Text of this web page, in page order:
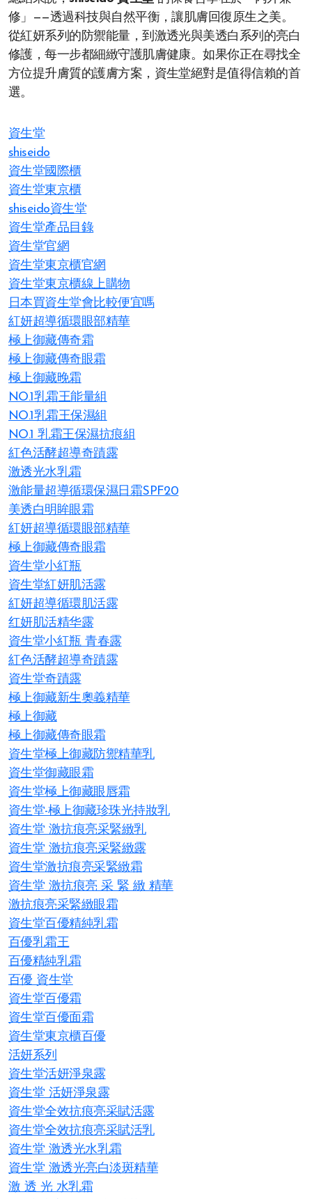
修」——透過科技與自然平衡，讓肌膚回復原生之美。
從紅妍系列的防禦能量，到激透光與美透白系列的亮白
修護，每一步都細緻守護肌膚健康。如果你正在尋找全
方位提升膚質的護膚方案，資生堂絕對是值得信賴的首
選。
資生堂
shiseido
資生堂國際櫃
資生堂東京櫃
shiseido資生堂
資生堂產品目錄
資生堂官網
資生堂東京櫃官網
資生堂東京櫃線上購物
日本買資生堂會比較便宜嗎
紅妍超導循環眼部精華
極上御藏傳奇霜
極上御藏傳奇眼霜
極上御藏晚霜
NO.1乳霜王能量組
NO.1乳霜王保濕組
NO.1 乳霜王保濕抗痕組
紅色活酵超導奇蹟露
激透光水乳霜
激能量超導循環保濕日霜SPF20
美透白明眸眼霜
紅妍超導循環眼部精華
極上御藏傳奇眼霜
資生堂小紅瓶
資生堂紅妍肌活露
紅妍超導循環肌活露
红妍肌活精华露
資生堂小紅瓶 青春露​
紅色活酵超導奇蹟露
資生堂奇蹟露
極上御藏新生奧義精華
極上御藏
極上御藏傳奇眼霜
資生堂極上御藏防禦精華乳
資生堂御藏眼霜
資生堂極上御藏眼唇霜
資生堂-極上御藏珍珠光持妝乳
資生堂 激抗痕亮采緊緻乳
資生堂 激抗痕亮采緊緻露
資生堂激抗痕亮采緊緻霜
資生堂 激抗痕亮 采 緊 緻 精華
激抗痕亮采緊緻眼霜
資生堂百優精純乳霜
百優乳霜王
百優精純乳霜
百優 資生堂
資生堂百優霜
資生堂百優面霜
資生堂東京櫃百優
活妍系列
資生堂活妍淨泉露
資生堂 活妍淨泉露
資生堂全效抗痕亮采賦活露
資生堂全效抗痕亮采賦活乳
資生堂 激透光水乳霜
資生堂 激透光亮白淡斑精華
激 透 光 水乳霜